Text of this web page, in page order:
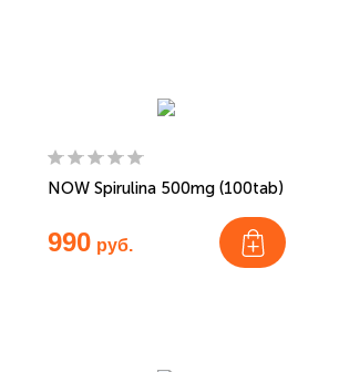
NOW Spirulina 500mg (100tab)
990 руб.